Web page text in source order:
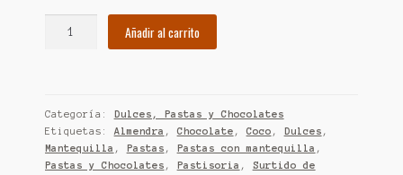
cantidad
Añadir al carrito
Categoría: Dulces, Pastas y Chocolates
Etiquetas: Almendra , Chocolate , Coco , Dulces ,
Mantequilla , Pastas , Pastas con mantequilla ,
Pastas y Chocolates , Pastisoria , Surtido de